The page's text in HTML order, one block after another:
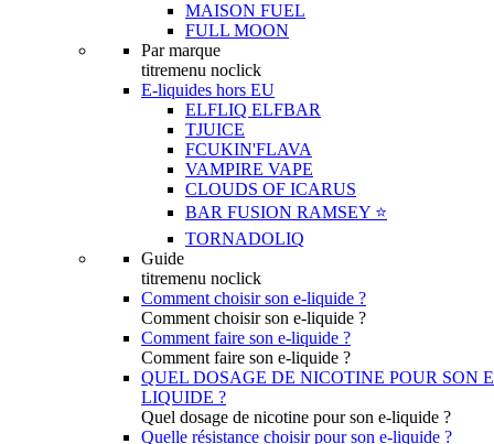
MAISON FUEL
FULL MOON
Par marque
titremenu noclick
E-liquides hors EU
ELFLIQ ELFBAR
TJUICE
FCUKIN'FLAVA
VAMPIRE VAPE
CLOUDS OF ICARUS
BAR FUSION RAMSEY ⭐️
TORNADOLIQ
Guide
titremenu noclick
Comment choisir son e-liquide ?
Comment choisir son e-liquide ?
Comment faire son e-liquide ?
Comment faire son e-liquide ?
QUEL DOSAGE DE NICOTINE POUR SON
LIQUIDE ?
Quel dosage de nicotine pour son e-liquide ?
Quelle résistance choisir pour son e-liquide ?